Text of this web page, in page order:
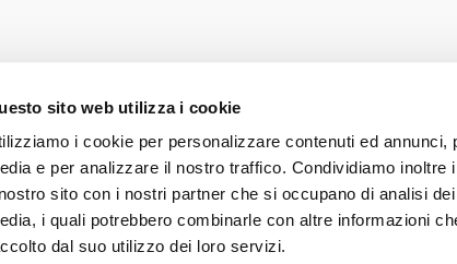
sito web utilizza i cookie
i cookie per personalizzare contenuti ed annunci,
e per analizzare il nostro traffico. Condividiamo
sito con i nostri partner che si occupano di analisi
i quali potrebbero combinarle con altre informazioni
dal suo utilizzo dei loro servizi.